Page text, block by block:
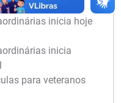
inicia hoje
inicia
para veteranos